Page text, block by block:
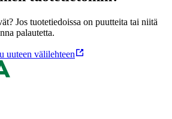
Jos tuotetiedoissa on puutteita tai niitä
palautetta.
uuteen välilehteen